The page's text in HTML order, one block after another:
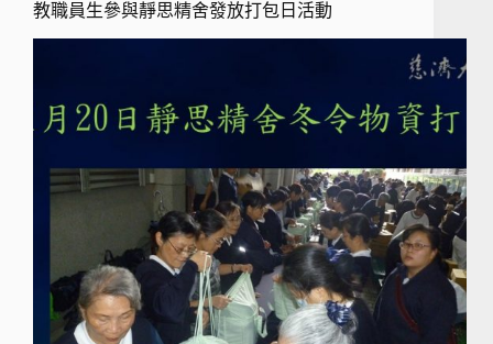
教職員生參與靜思精舍發放打包日活動